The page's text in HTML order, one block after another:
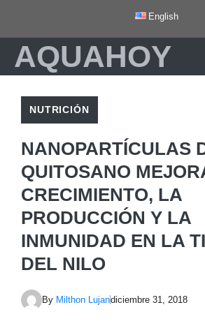
contenido
English
AQUAHOY
NUTRICIÓN
NANOPARTÍCULAS
QUITOSANO
CRECIMIENTO, LA
PRODUCCIÓN Y LA
INMUNIDAD EN LA
DEL NILO
By Milthon Lujandiciembre 31, 2018